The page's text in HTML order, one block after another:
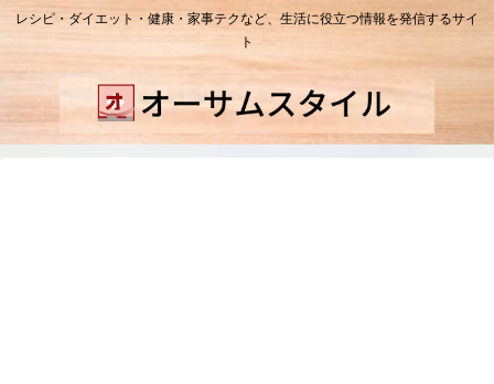
レシピ・ダイエット・健康・家事テクなど、生活に役立つ情報を発信するサイ
ト